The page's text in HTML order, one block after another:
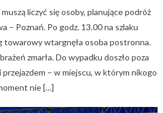
liczyć się osoby, planujące podróż
– Poznań. Po godz. 13.00 na szlaku
towarowy wtargnęła osoba postronna.
zmarła. Do wypadku doszło poza
przejazdem – w miejscu, w którym nikogo
nie […]